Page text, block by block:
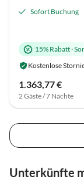
Sofort Buchung
15% Rabatt·
Kostenlose
1.363,77 €
2 Gäste / 7 Nächte
Unterkünfte